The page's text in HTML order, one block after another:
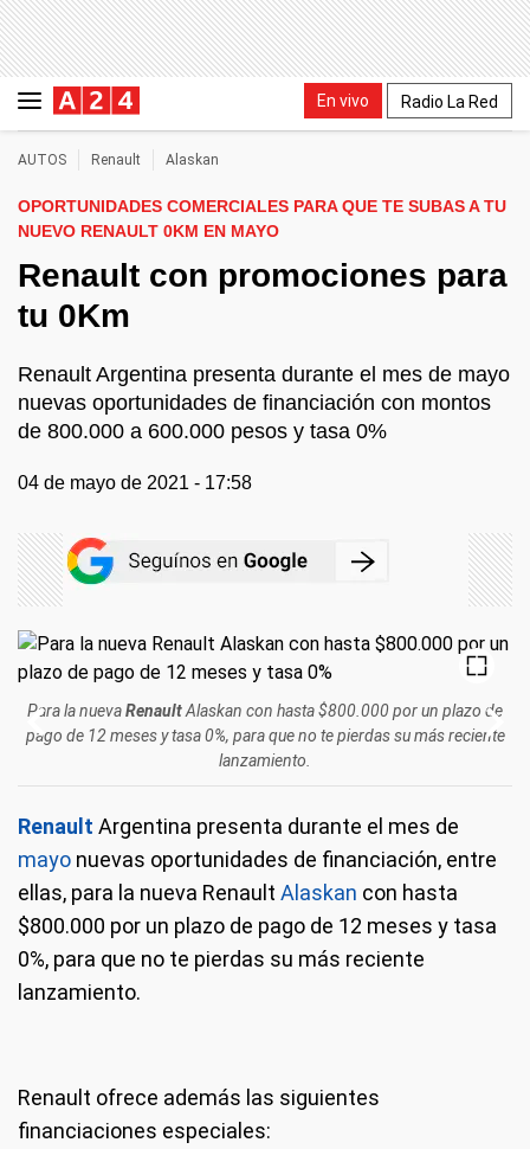
En vivo Radio La Red
AUTOS Renault Alaskan
OPORTUNIDADES COMERCIALES PARA QUE TE SUBAS A TU
NUEVO RENAULT 0KM EN MAYO
Renault con promociones para
tu 0Km
Renault Argentina presenta durante el mes de mayo
nuevas oportunidades de financiación con montos
de 800.000 a 600.000 pesos y tasa 0%
04 de mayo de 2021 - 17:58
Para la nuevaRenaultAlaskan con hasta $800.000 por un plazo de
pago de 12 meses y tasa 0%, para que no te pierdas su más reciente
lanzamiento.
En lo que refiere a planes de ahorro, Plan Rombo ofrece para
Renault Argentina presenta durante el mes de
mayo nuevas oportunidades de financiación, entre
ellas, para la nueva Renault Alaskan con hasta
$800.000 por un plazo de pago de 12 meses y tasa
0%, para que no te pierdas su más reciente
lanzamiento.
Renault ofrece además las siguientes
financiaciones especiales: